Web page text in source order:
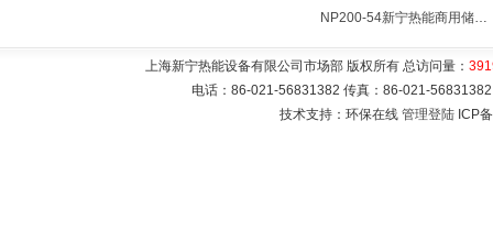
NP200-54新宁热能商用储水式电热水器V=200升N=54千瓦
上海新宁热能设备有限公司市场部 版权所有 总访问量：
电话：86-021-56831382 传真：86-021-
技术支持：环保在线 管理登陆 ICP